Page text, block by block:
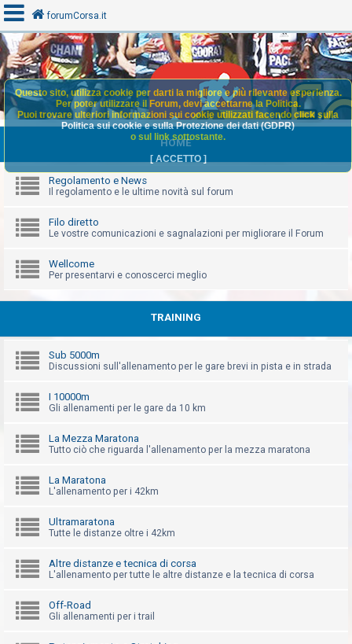
A
r
g
m
e
n
t
i
e
r
i
p
s
a
A
g
m
e
forumCorsa.it
HOME
Regolamento e News
Il regolamento e le ultime novità sul forum
Filo diretto
Le vostre comunicazioni e sagnalazioni per migliorare il Forum
Wellcome
Per presentarvi e conoscerci meglio
TRAINING
Sub 5000m
Discussioni sull'allenamento per le gare brevi in pista e in strada
I 10000m
Gli allenamenti per le gare da 10 km
La Mezza Maratona
Tutto ciò che riguarda l'allenamento per la mezza maratona
La Maratona
L'allenamento per i 42km
Ultramaratona
Tutte le distanze oltre i 42km
Altre distanze e tecnica di corsa
L'allenamento per tutte le altre distanze e la tecnica di corsa
Off-Road
Gli allenamenti per i trail
Questo sito, utilizza cookie per darti la migliore e più rilevante esperienza.
Per poter utilizzare il Forum, devi accettarne la Politica.
Puoi trovare ulteriori informazioni sui cookie utilizzati facendo click sulla
Politica sui cookie e sulla Protezione dei dati (GDPR)
o sul link sottostante.
[ ACCETTO]